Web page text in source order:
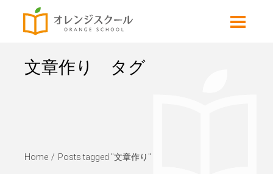
文章作り タグ
Home Posts tagged "文章作り"